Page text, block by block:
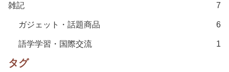
雑記 7
ガジェット・話題商品 6
語学学習・国際交流 1
タグ